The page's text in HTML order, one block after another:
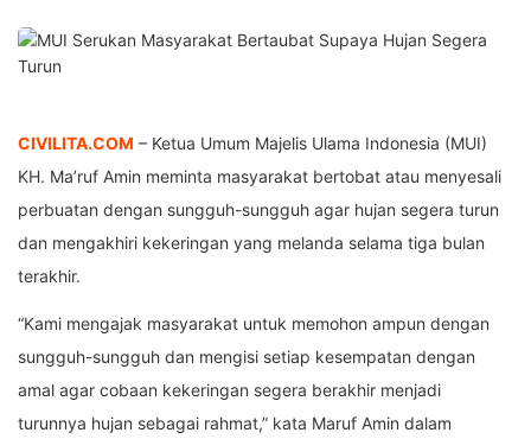
CIVILITA.COM – Ketua Umum Majelis Ulama Indonesia (MUI)
KH. Ma’ruf Amin meminta masyarakat bertobat atau menyesali
perbuatan dengan sungguh-sungguh agar hujan segera turun
dan mengakhiri kekeringan yang melanda selama tiga bulan
terakhir.
“Kami mengajak masyarakat untuk memohon ampun dengan
sungguh-sungguh dan mengisi setiap kesempatan dengan
amal agar cobaan kekeringan segera berakhir menjadi
turunnya hujan sebagai rahmat,” kata Maruf Amin dalam